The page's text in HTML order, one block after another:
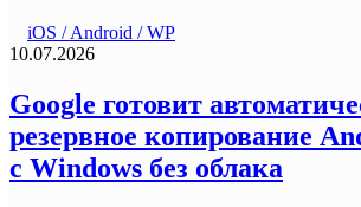
iOS / Android / WP
10.07.2026
Google готовит
резервное копирование
с Windows без облака